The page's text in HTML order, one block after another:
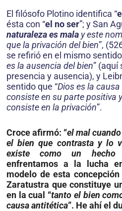
El filósofo Plotino identifica “
ésta con “el no ser”; y San
naturaleza es mala y este
que la privación del bien”,
se refirió en el mismo
es la ausencia del bien” (aquí
presencia y ausencia), y
sentido que “Dios es la
consiste en su parte positiva
consiste en la privación”.
Croce afirmó: “el mal
el bien que contrasta y lo
existe como un hecho
enfrentamos a la lucha
modelo de esta
Zaratustra que constituye
en la cual “tanto el bien
causa antitética”. He ahí el